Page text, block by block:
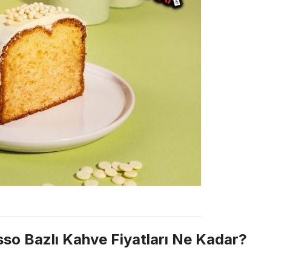
Bazlı Kahve Fiyatları Ne Kadar?